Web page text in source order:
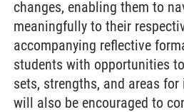
changes, enabling them to
meaningfully to their
accompanying reflective
students with opportunities
sets, strengths, and areas for
will also be encouraged to